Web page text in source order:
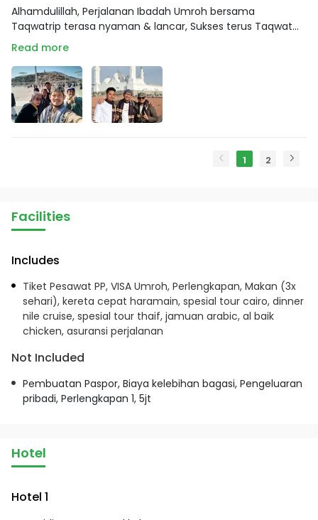
Alhamdulillah, Perjalanan Ibadah Umroh bersama
Taqwatrip terasa nyaman & lancar, Sukses terus Taqwat...
Read more
1 2
Facilities
Includes
Tiket Pesawat PP, VISA Umroh, Perlengkapan, Makan (3x
sehari), kereta cepat haramain, spesial tour cairo, dinner
nile cruise, spesial tour thaif, jamuan arabic, al baik
chicken, asuransi perjalanan
Not Included
Pembuatan Paspor, Biaya kelebihan bagasi, Pengeluaran
pribadi, Perlengkapan 1, 5jt
Hotel
Hotel 1